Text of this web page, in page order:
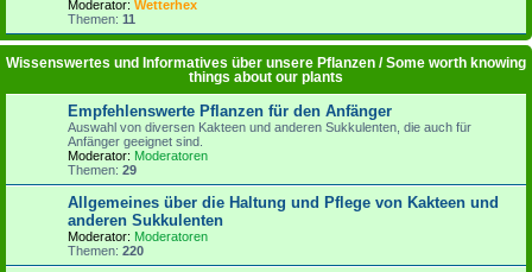
Moderator: Wetterhex
Themen: 11
Wissenswertes und Informatives über unsere Pflanzen / Some worth knowing
things about our plants
Empfehlenswerte Pflanzen für den Anfänger
Auswahl von diversen Kakteen und anderen Sukkulenten, die auch für
Anfänger geeignet sind.
Moderator: Moderatoren
Themen: 29
Allgemeines über die Haltung und Pflege von Kakteen und
anderen Sukkulenten
Moderator: Moderatoren
Themen: 220